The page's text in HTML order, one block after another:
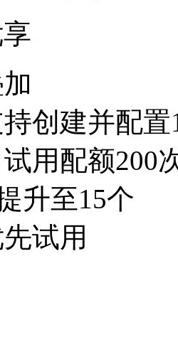
创建并配置
用配额200
升至15个
试用